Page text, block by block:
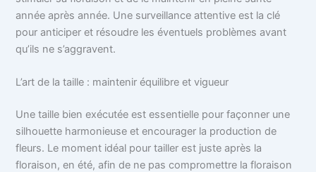
année après année. Une surveillance attentive est la clé
pour anticiper et résoudre les éventuels problèmes avant
qu’ils ne s’aggravent.
L’art de la taille : maintenir équilibre et vigueur
Une taille bien exécutée est essentielle pour façonner une
silhouette harmonieuse et encourager la production de
fleurs. Le moment idéal pour tailler est juste après la
floraison, en été, afin de ne pas compromettre la floraison